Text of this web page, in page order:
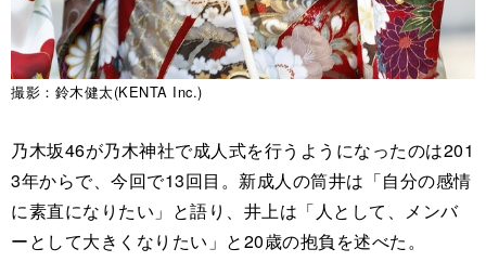
撮影：鈴木健太(KENTA Inc.)
乃木坂46が乃木神社で成人式を行うようになったのは201
3年からで、今回で13回目。新成人の筒井は「自分の感情
に素直になりたい」と語り、井上は「人として、メンバ
ーとして大きくなりたい」と20歳の抱負を述べた。